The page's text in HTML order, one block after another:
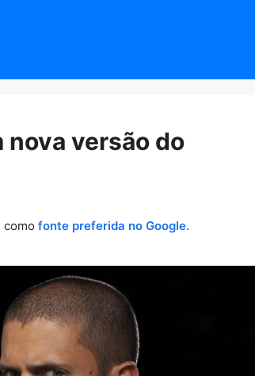
nova versão do
como fonte preferida no Google.